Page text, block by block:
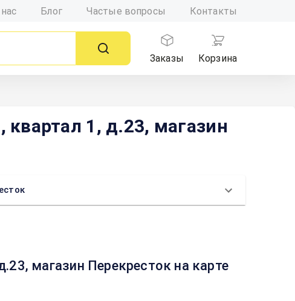
Блог Частые вопросы Контакты
Заказы
Корзина
1, д.23, магазин
магазин Перекресток на карте